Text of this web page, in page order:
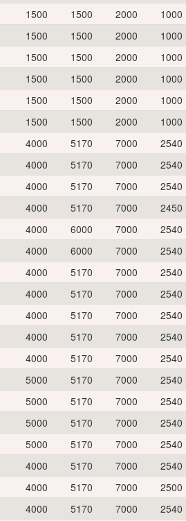
1500 1500 2000
1000
1500 1500 2000
1000
1500 1500 2000
1000
1500 1500 2000
1000
1500 1500 2000
1000
1500 1500 2000
1000
4000 5170 7000
2540
4000 5170 7000
2540
4000 5170 7000
2540
4000 5170 7000
2450
4000 6000 7000
2540
4000 6000 7000
2540
4000 5170 7000
2540
4000 5170 7000
2540
4000 5170 7000
2540
4000 5170 7000
2540
4000 5170 7000
2540
5000 5170 7000
2540
5000 5170 7000
2540
5000 5170 7000
2540
5000 5170 7000
2540
4000 5170 7000
2540
4000 5170 7000
2500
4000 5170 7000
2540